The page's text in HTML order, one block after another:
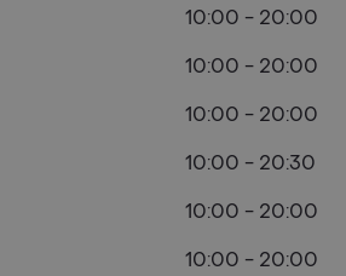
10:00 - 20:00
10:00 - 20:00
10:00 - 20:00
10:00 - 20:30
10:00 - 20:00
10:00 - 20:00